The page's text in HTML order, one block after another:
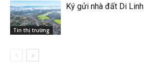
Tin thị trường
Ký gửi nhà đất Di Linh